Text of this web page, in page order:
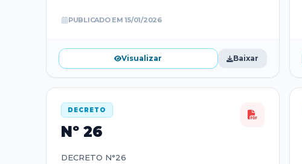
PUBLICADO EM15/01/2026
Visualizar Baixar
DECRETO
Nº 26
DECRETO N°26